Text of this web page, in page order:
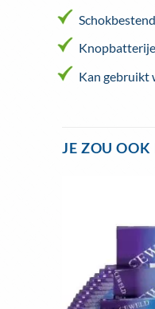
Kan gebruikt
JE ZOU